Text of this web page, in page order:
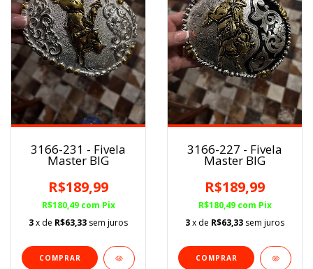
3166-231 - Fivela
Master BIG
R$189,99
R$180,49 com Pix
3x de R$63,33 sem juros
3166-227 - Fivela
Master BIG
R$189,99
R$180,49 com Pix
3x de R$63,33 sem juros